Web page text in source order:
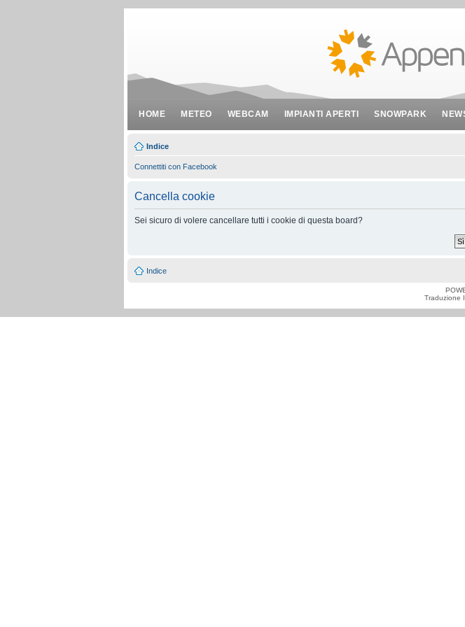
HOME METEO WEBCAM IMPIANTI APERTI SNOWPARK
Indice
Connettiti con Facebook
Cancella cookie
Sei sicuro di volere cancellare tutti i cookie di questa board?
Indice
Traduzione